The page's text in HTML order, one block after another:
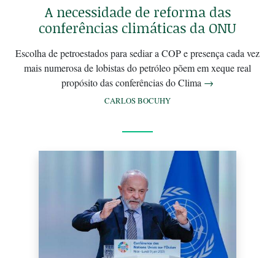
A necessidade de reforma das
conferências climáticas da ONU
Escolha de petroestados para sediar a COP e presença cada vez
mais numerosa de lobistas do petróleo põem em xeque real
propósito das conferências do Clima →
CARLOS BOCUHY